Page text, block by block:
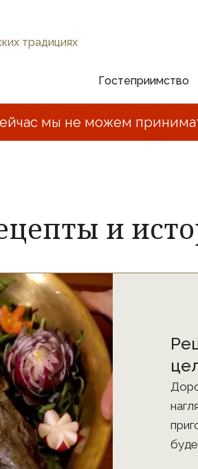
традициях
Гостеприимство
мы не можем
и